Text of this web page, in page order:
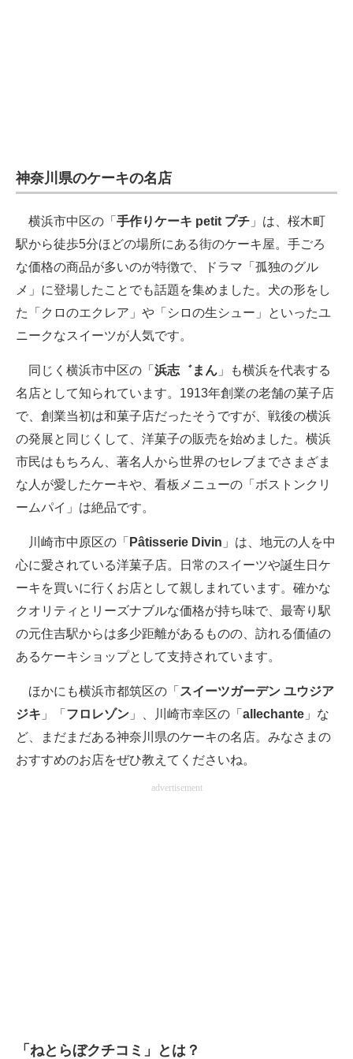
神奈川県のケーキの名店
横浜市中区の「 手作りケーキ petit プチ 」は、桜木町
駅から徒歩5分ほどの場所にある街のケーキ屋。手ごろ
な価格の商品が多いのが特徴で、ドラマ「孤独のグル
メ」に登場したことでも話題を集めました。犬の形をし
た「クロのエクレア」や「シロの生シュー」といったユ
ニークなスイーツが人気です。
同じく横浜市中区の「 浜志゛まん 」も横浜を代表する
名店として知られています。1913年創業の老舗の菓子店
で、創業当初は和菓子店だったそうですが、戦後の横浜
の発展と同じくして、洋菓子の販売を始めました。横浜
市民はもちろん、著名人から世界のセレブまでさまざま
な人が愛したケーキや、看板メニューの「ボストンクリ
ームパイ」は絶品です。
川崎市中原区の「 Pâtisserie Divin 」は、地元の人を中
心に愛されている洋菓子店。日常のスイーツや誕生日ケ
ーキを買いに行くお店として親しまれています。確かな
クオリティとリーズナブルな価格が持ち味で、最寄り駅
の元住吉駅からは多少距離があるものの、訪れる価値の
あるケーキショップとして支持されています。
ほかにも横浜市都筑区の「 スイーツガーデン ユウジア
ジキ 」「 フロレゾン 」、川崎市幸区の「 allechante 」な
ど、まだまだある神奈川県のケーキの名店。みなさまの
おすすめのお店をぜひ教えてくださいね。
advertisement
「ねとらぼクチコミ」とは？